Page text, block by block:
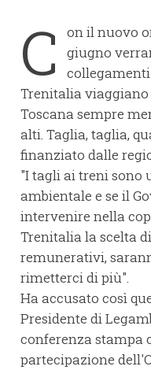
C
on il nuovo
giugno
Trenitalia
Toscana sempre
alti. Taglia, taglia,
finanziato dalle
"I tagli ai treni sono
ambientale e se il
intervenire nella
Trenitalia la scelta
remunerativi,
rimetterci di più".
Ha accusato così
Presidente di
conferenza stampa
partecipazione